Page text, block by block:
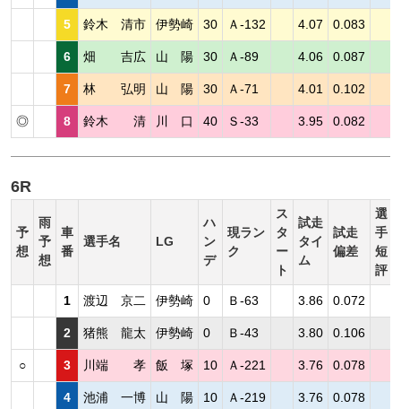
5 鈴木 清市 伊勢崎 30 Ａ-132 4.07 0.083
6 畑 吉広 山 陽 30 Ａ-89 4.06 0.087
7 林 弘明 山 陽 30 Ａ-71 4.01 0.102
◎ 8 鈴木 清 川 口 40 Ｓ-33 3.95 0.082
6R
予
想
雨
予
想
車
番
選手名 LG
ハ
ン
デ
現ラン
ク
ス
タ
ー
ト
試走
タイ
ム
試走
偏差
選
手
短
評
1 渡辺 京二 伊勢崎 0 Ｂ-63 3.86 0.072
2 猪熊 龍太 伊勢崎 0 Ｂ-43 3.80 0.106
○ 3 川端 孝 飯 塚 10 Ａ-221 3.76 0.078
4 池浦 一博 山 陽 10 Ａ-219 3.76 0.078